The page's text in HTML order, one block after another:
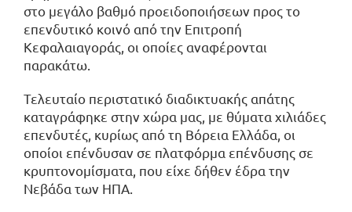
στο μεγάλο βαθμό προειδοποιήσεων προς το
επενδυτικό κοινό από την Επιτροπή
Κεφαλαιαγοράς, οι οποίες αναφέρονται
παρακάτω.
Τελευταίο περιστατικό διαδικτυακής απάτης
καταγράφηκε στην χώρα μας, με θύματα χιλιάδες
επενδυτές, κυρίως από τη Βόρεια Ελλάδα, οι
οποίοι επένδυσαν σε πλατφόρμα επένδυσης σε
κρυπτονομίσματα, που είχε δήθεν έδρα την
Νεβάδα των ΗΠΑ.